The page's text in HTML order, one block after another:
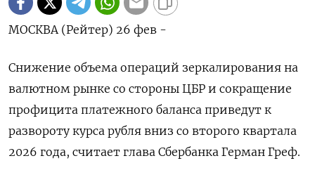
МОСКВА (Рейтер) 26 фев -
Cнижение объема операций зеркалирования на
валютном рынке со стороны ЦБР и сокращение
профицита платежного баланса приведут к
развороту курса рубля вниз со второго квартала
2026 года, считает глава Сбербанка Герман Греф.